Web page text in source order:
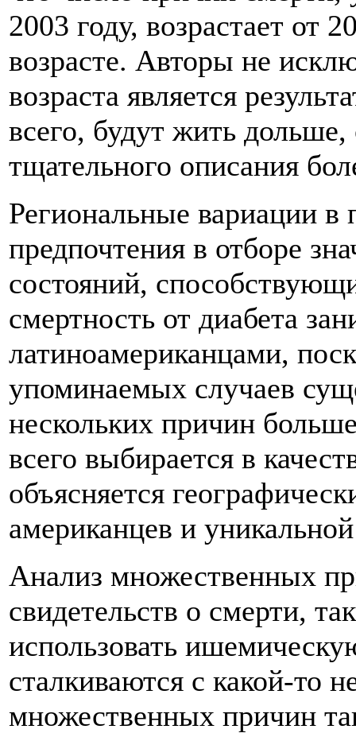
2003 году, возрастает от
возрасте. Авторы не
возраста является
всего, будут жить
тщательного описания
Региональные вариации в
предпочтения в отборе
состояний,
смертность от диабета
латиноамериканцами,
упоминаемых случаев
нескольких причин
всего выбирается в
объясняется
американцев и
Анализ множественных
свидетельств о смерти,
использовать
сталкиваются с какой-то
множественных причин